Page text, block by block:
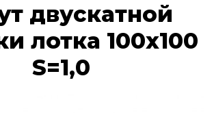
двускатной
лотка 100х100
S=1,0